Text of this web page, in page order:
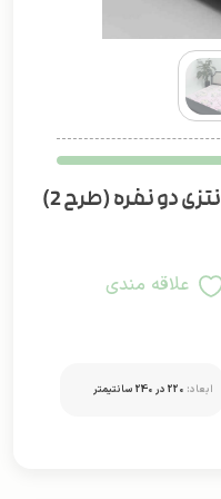
دو نفره (طرح 2)
علاقه مندی
ابعاد: 220 در 240 سانتیمتر